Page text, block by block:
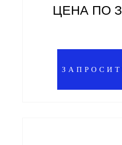
ЦЕНА ПО